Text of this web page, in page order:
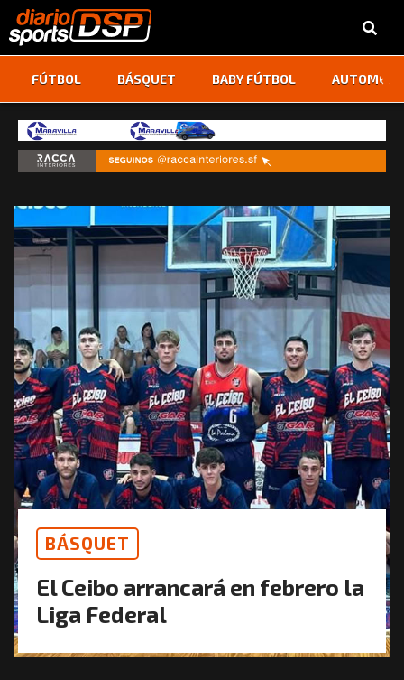
FÚTBOL BÁSQUET BABY FÚTBOL ‹ ›
BÁSQUET
El Ceibo arrancará en febrero la
Liga Federal